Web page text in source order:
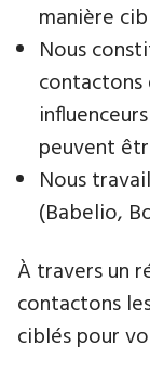
manière
Nous
peuvent
Nous
(Babelio,
À travers un
contactons
ciblés pour